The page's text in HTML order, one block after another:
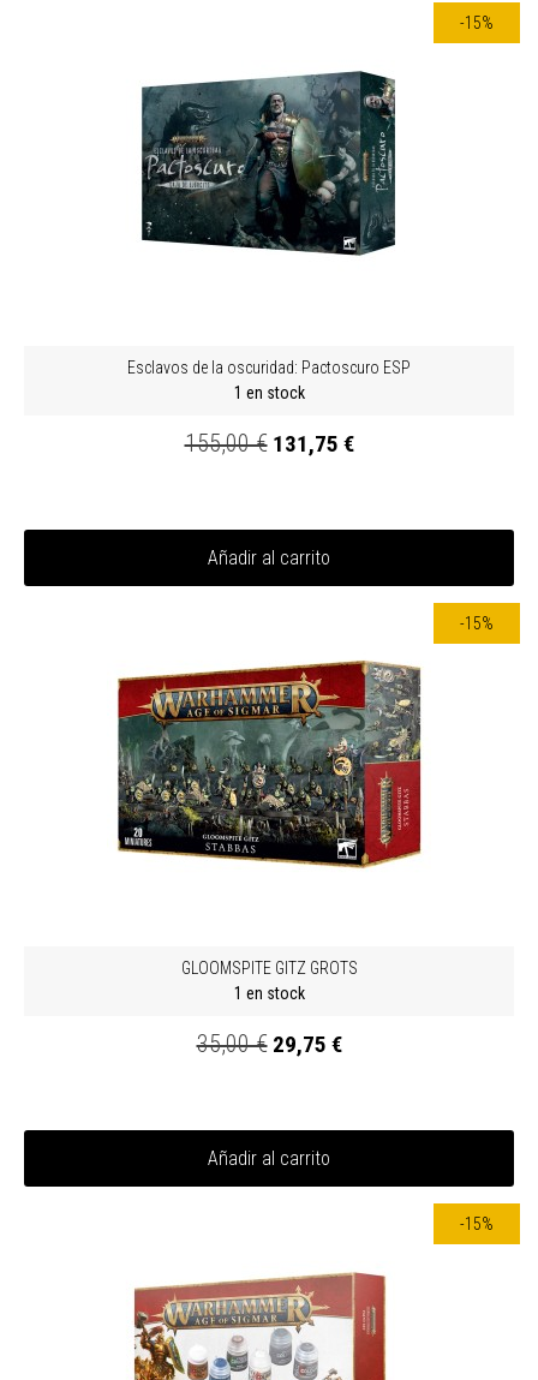
-15%
Esclavos de la oscuridad: Pactoscuro ESP
1 en stock
155,00 € 131,75 €
Añadir al carrito
-15%
GLOOMSPITE GITZ GROTS
1 en stock
35,00 € 29,75 €
Añadir al carrito
-15%